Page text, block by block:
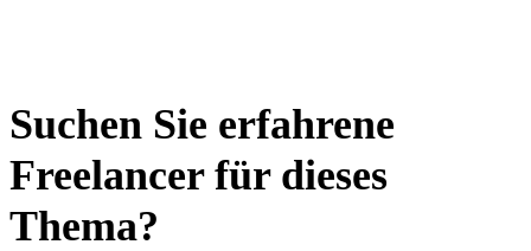
Suchen Sie erfahrene
Freelancer für dieses
Thema?